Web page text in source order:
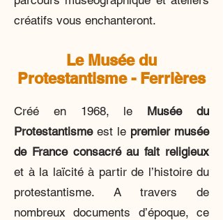
créatifs vous enchanteront.
Le Musée du
Protestantisme - Ferrières
Créé en 1968, le Musée du
Protestantismeest le premier musée
de France consacré au fait religieux
et à la laïcité à partir de l’histoire du
protestantisme. A travers de
nombreux documents d’époque, ce